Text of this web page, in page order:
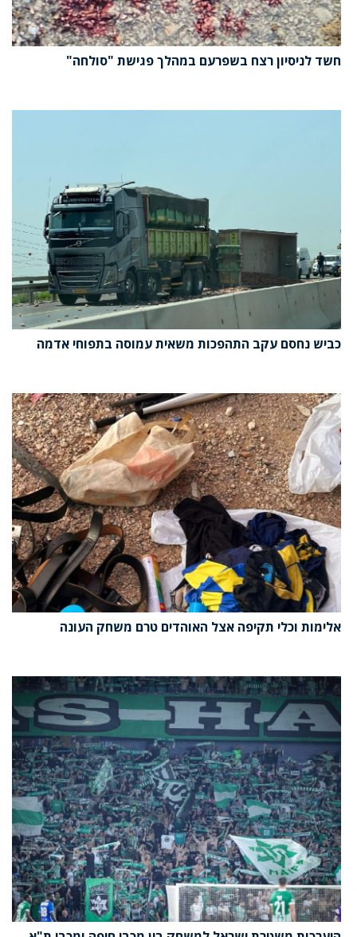
חשד לניסיון רצח בשפרעם במהלך פגישת "סולחה"
כביש נחסם עקב התהפכות משאית עמוסה בתפוחי אדמה
אלימות וכלי תקיפה אצל האוהדים טרם משחק העונה